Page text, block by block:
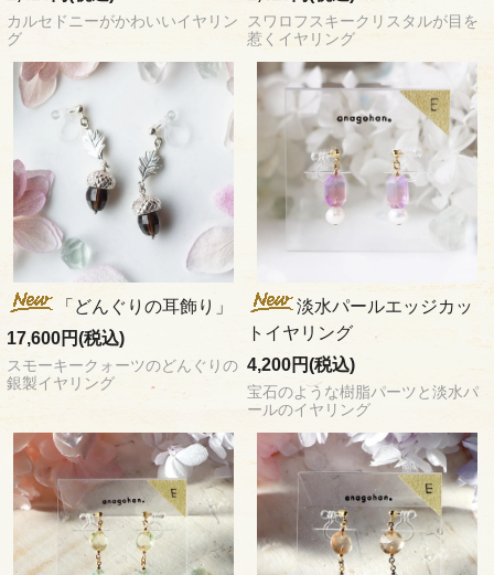
カルセドニーがかわいいイヤリン
グ
スワロフスキークリスタルが目を
惹くイヤリング
「どんぐりの耳飾り」
17,600円(税込)
スモーキークォーツのどんぐりの
銀製イヤリング
淡水パールエッジカッ
トイヤリング
4,200円(税込)
宝石のような樹脂パーツと淡水パ
ールのイヤリング